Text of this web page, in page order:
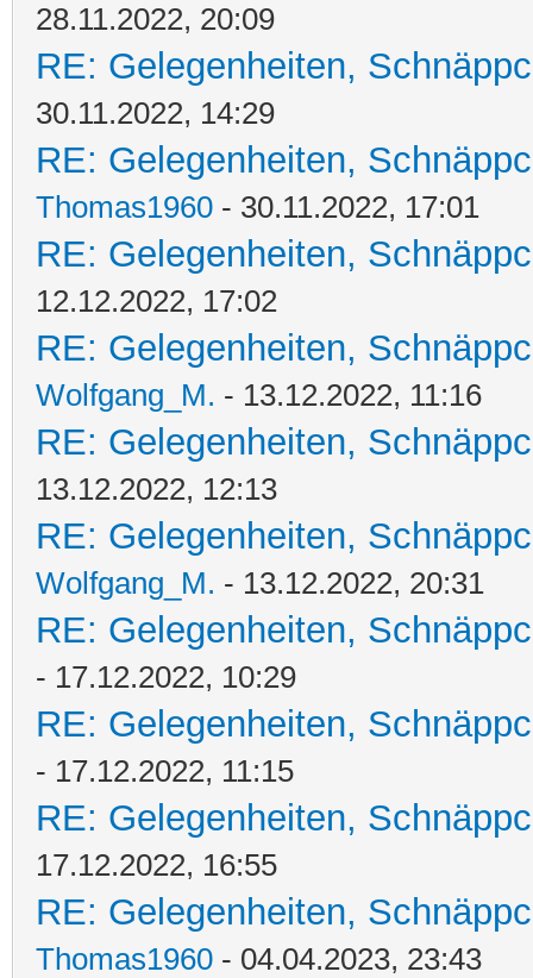
28.11.2022, 20:09
RE: Gelegenheiten,
30.11.2022, 14:29
RE: Gelegenheiten,
Thomas1960 - 30.11.2022, 17:01
RE: Gelegenheiten,
12.12.2022, 17:02
RE: Gelegenheiten,
Wolfgang_M. - 13.12.2022, 11:16
RE: Gelegenheiten,
13.12.2022, 12:13
RE: Gelegenheiten,
Wolfgang_M. - 13.12.2022, 20:31
RE: Gelegenheiten,
- 17.12.2022, 10:29
RE: Gelegenheiten,
- 17.12.2022, 11:15
RE: Gelegenheiten,
17.12.2022, 16:55
RE: Gelegenheiten,
Thomas1960 - 04.04.2023, 23:43